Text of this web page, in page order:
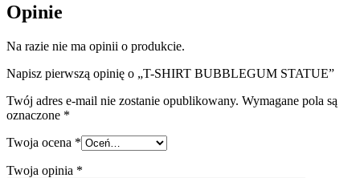
Opinie
Na razie nie ma opinii o produkcie.
Napisz pierwszą opinię o „T-SHIRT BUBBLEGUM STATUE”
Twój adres e-mail nie zostanie opublikowany. Wymagane pola są
oznaczone *
Twoja ocena *
Twoja opinia *